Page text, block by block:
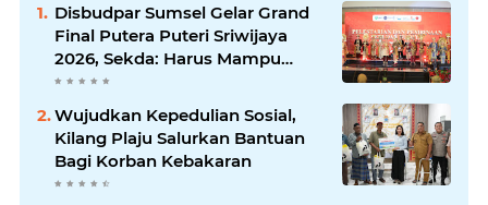
Disbudpar Sumsel Gelar Grand
Final Putera Puteri Sriwijaya
2026, Sekda: Harus Mampu
Bawa Sumsel Go Internasional
Wujudkan Kepedulian Sosial,
Kilang Plaju Salurkan Bantuan
Bagi Korban Kebakaran